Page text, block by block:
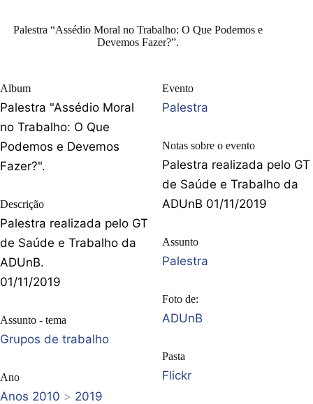
Palestra “Assédio Moral no Trabalho: O Que Podemos e
Devemos Fazer?”.
Album
Palestra "Assédio Moral
no Trabalho: O Que
Podemos e Devemos
Fazer?".
Descrição
Palestra realizada pelo GT
de Saúde e Trabalho da
ADUnB.
01/11/2019
Assunto - tema
Grupos de trabalho
Ano
Anos 2010 > 2019
Evento
Palestra
Notas sobre o evento
Palestra realizada pelo GT
de Saúde e Trabalho da
ADUnB 01/11/2019
Assunto
Palestra
Foto de:
ADUnB
Pasta
Flickr